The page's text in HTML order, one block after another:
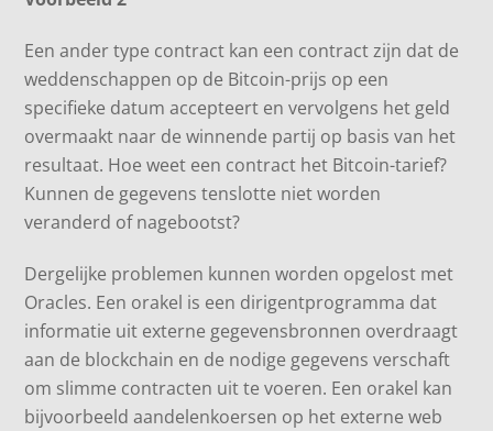
Een ander type contract kan een contract zijn dat de
weddenschappen op de Bitcoin-prijs op een
specifieke datum accepteert en vervolgens het geld
overmaakt naar de winnende partij op basis van het
resultaat. Hoe weet een contract het Bitcoin-tarief?
Kunnen de gegevens tenslotte niet worden
veranderd of nagebootst?
Dergelijke problemen kunnen worden opgelost met
Oracles. Een orakel is een dirigentprogramma dat
informatie uit externe gegevensbronnen overdraagt ​​
aan de blockchain en de nodige gegevens verschaft
om slimme contracten uit te voeren. Een orakel kan
bijvoorbeeld aandelenkoersen op het externe web